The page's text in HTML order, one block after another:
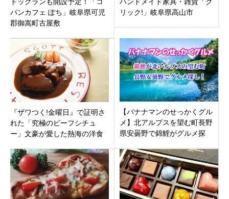
ドッグランも開設予定！「コ
パンカフェ ぽち」岐阜県可児
郡御嵩町古屋敷
ハンドメイド家具・雑貨「ク
リック!」岐阜県高山市
『ザワつく!金曜日』で証明さ
れた「究極のビーフシチュ
ー」文豪が愛した熱海の洋食
ース！
【バナナマンのせっかくグル
メ】北アルプスを望む町長野
県安曇野で錦鯉がグルメ探
定食